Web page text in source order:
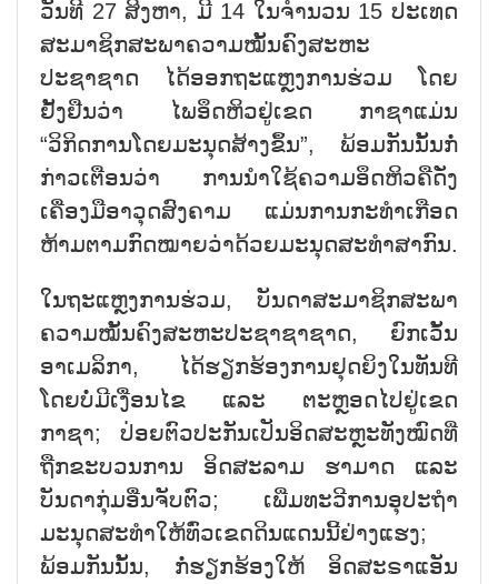
ວັນທີ 27 ສິງຫາ, ມີ 14 ໃນຈຳນວນ 15 ປະເທດ
ສະມາຊິກສະພາຄວາມໝັ້ນຄົງສະຫະ
ປະຊາຊາດ ໄດ້ອອກຖະແຫຼງການຮ່ວມ ໂດຍ
ຢັ້ງຢືນວ່າ ໄພອຶດຫິວຢູ່ເຂດ ກາຊາແມ່ນ
“ວິກິດການໂດຍມະນຸດສ້າງຂຶ້ນ”, ພ້ອມກັນນັ້ນກໍ່
ກ່າວເຕືອນວ່າ ການນຳໃຊ້ຄວາມອຶດຫິວຄືດັ່ງ
ເຄື່ອງມືອາວຸດສົງຄາມ ແມ່ນການກະທຳເກືອດ
ຫ້າມຕາມກົດໝາຍວ່າດ້ວຍມະນຸດສະທຳສາກົນ.
ໃນຖະແຫຼງການຮ່ວມ, ບັນດາສະມາຊິກສະພາ
ຄວາມໝັ້ນຄົງສະຫະປະຊາຊາຊາດ, ຍົກເວັ້ນ
ອາເມລິກາ, ໄດ້ຮຽກຮ້ອງການຢຸດຍິງໃນທັນທີ
ໂດຍບໍ່ມີເງື່ອນໄຂ ແລະ ຕະຫຼອດໄປຢູ່ເຂດ
ກາຊາ; ປ່ອຍຕົວປະກັນເປັນອິດສະຫຼະທັງໝົດທີ່
ຖືກຂະບວນການ ອິດສະລາມ ຮາມາດ ແລະ
ບັນດາກຸ່ມອື່ນຈັບຕົວ; ເພີ່ມທະວີການອຸປະຖຳ
ມະນຸດສະທຳໃຫ້ທົ່ວເຂດດິນແດນນີ້ຢ່າງແຮງ;
ພ້ອມກັນນັ້ນ, ກໍ່ຮຽກຮ້ອງໃຫ້ ອິດສະຣາແອັນ